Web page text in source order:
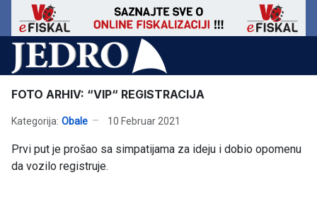
FOTO ARHIV: “VIP“ REGISTRACIJA
Kategorija: Obale 10 Februar 2021
Prvi put je prošao sa simpatijama za ideju i dobio opomenu
da vozilo registruje.